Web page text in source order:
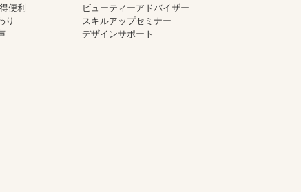
便利
り
ビューティーアドバイザー
スキルアップセミナー
デザインサポート